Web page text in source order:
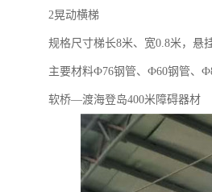
2晃动横梯
规格尺寸梯长8米、宽0.8米，悬
主要材料Ф76钢管、Ф60钢管、
软桥—渡海登岛400米障碍器材